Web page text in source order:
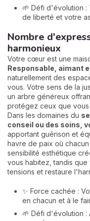
🌱 Défi d'évolution
de liberté et votre
Nombre
harmonieux
Votre cœur est une
Responsable, aimant
naturellement des
vous. Votre sens de la
un arbre généreux
protégez ceux que
Dans les domaines du
conseil ou des soins,
apportant guérison et
havre de paix où
sensibilité esthétique
vous habitez, tandis
tensions et restaure
✨ Force cachée :
en chacun et à le
🌱 Défi d'évolution